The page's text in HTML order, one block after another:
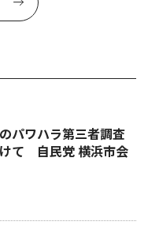
パワハラ第三者調査
て 自民党 横浜市会